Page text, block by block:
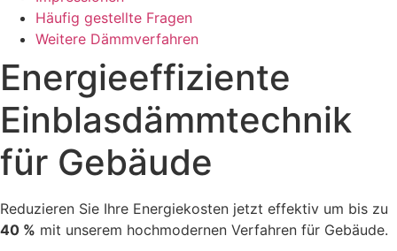
Häufig gestellte Fragen
Weitere Dämmverfahren
Energieeffiziente
Einblasdämmtechnik
für Gebäude
Reduzieren Sie Ihre Energiekosten jetzt effektiv um bis zu
40 % mit unserem hochmodernen Verfahren für Gebäude.